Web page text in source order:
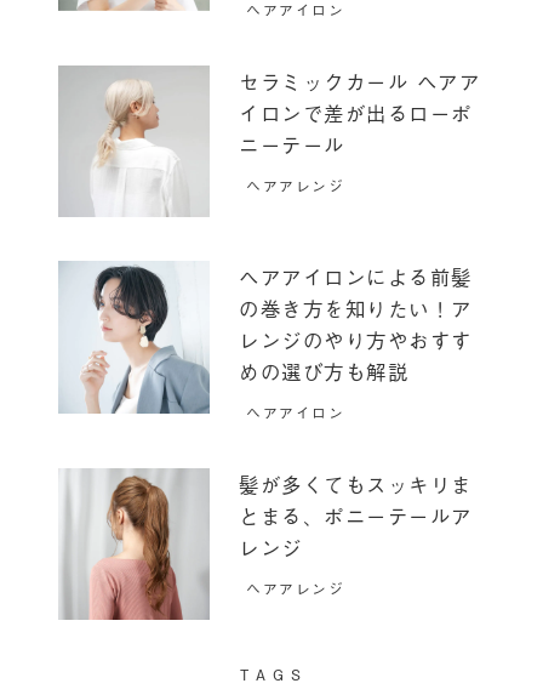
ヘアアイロン
セラミックカール ヘアア
イロンで差が出るローポ
ニーテール
ヘアアレンジ
ヘアアイロンによる前髪
の巻き方を知りたい！ア
レンジのやり方やおすす
めの選び方も解説
ヘアアイロン
髪が多くてもスッキリま
とまる、ポニーテールア
レンジ
ヘアアレンジ
T A G S